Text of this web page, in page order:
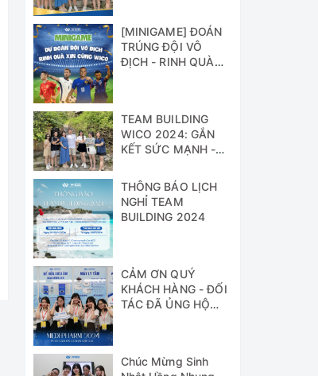
[MINIGAME] ĐOÁN
TRÚNG ĐỘI VÔ
ĐỊCH - RINH QUÀ
TEAM BUILDING
WICO 2024: GẮN
KẾT SỨC MẠNH -
THÀNH CÔNG
THÔNG BÁO LỊCH
NGHỈ TEAM
BUILDING 2024
CẢM ƠN QUÝ
KHÁCH HÀNG - ĐỐI
TÁC ĐÃ ỦNG HỘ
Chúc Mừng Sinh